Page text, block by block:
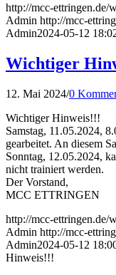
http://mcc-ettringen.de/
Admin http://mcc-
Admin2024-05-12
Wichtiger
12. Mai 2024/0
Wichtiger Hinweis!!!
Samstag, 11.05.2024,
gearbeitet. An diesem
Sonntag, 12.05.2024,
nicht trainiert werden.
Der Vorstand,
MCC ETTRINGEN
http://mcc-ettringen.de/
Admin http://mcc-
Admin2024-05-12
Hinweis!!!